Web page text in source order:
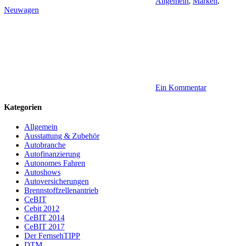
Neuwagen
Ein Kommentar
Kategorien
Allgemein
Ausstattung & Zubehör
Autobranche
Autofinanzierung
Autonomes Fahren
Autoshows
Autoversicherungen
Brennstoffzellenantrieb
CeBIT
Cebit 2012
CeBIT 2014
CeBIT 2017
Der FernsehTIPP